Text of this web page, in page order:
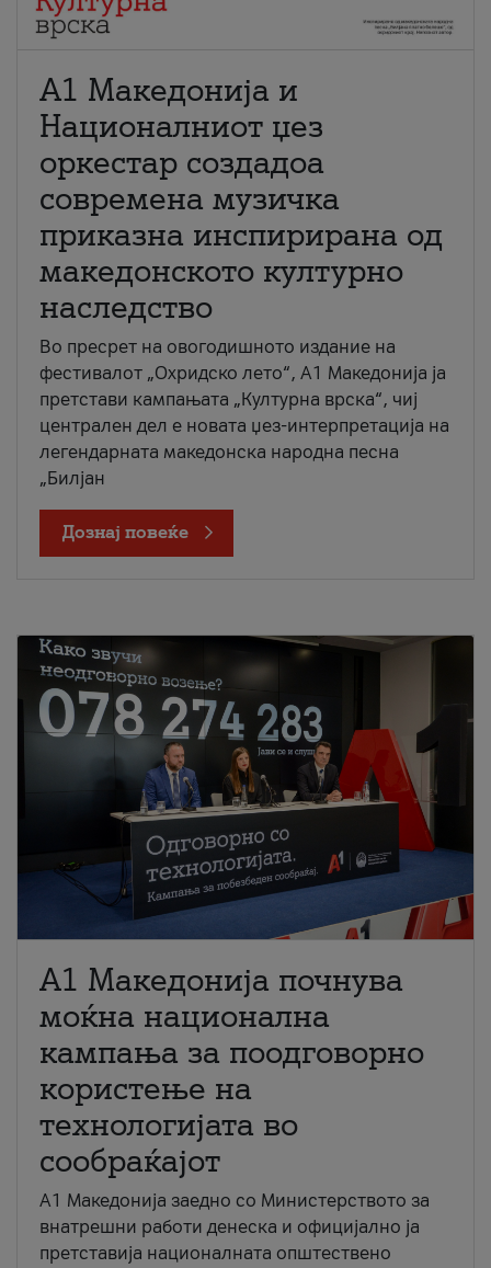
А1 Македонија и
Националниот џез
оркестар создадоа
современа музичка
приказна инспирирана од
македонското културно
наследство
Во пресрет на овогодишното издание на
фестивалот „Охридско лето“, А1 Македонија ја
претстави кампањата „Културна врска“, чиј
централен дел е новата џез-интерпретација на
легендарната македонска народна песна
„Билјан
Дознај повеќе
A1 Македонија почнува
моќна национална
кампања за поодговорно
користење на
технологијата во
сообраќајот
A1 Македонија заедно со Министерството за
внатрешни работи денеска и официјално ја
претставија националната општествено